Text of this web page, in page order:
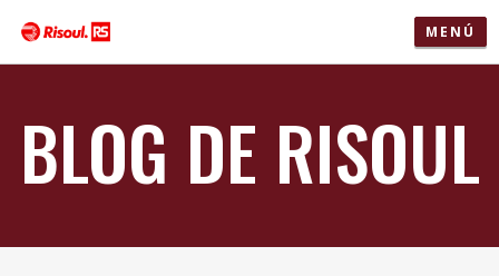
MENÚ
BLOG DE RISOUL